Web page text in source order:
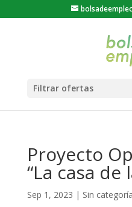
Proyecto
“La casa de
Sep 1, 2023 | Sin categoría